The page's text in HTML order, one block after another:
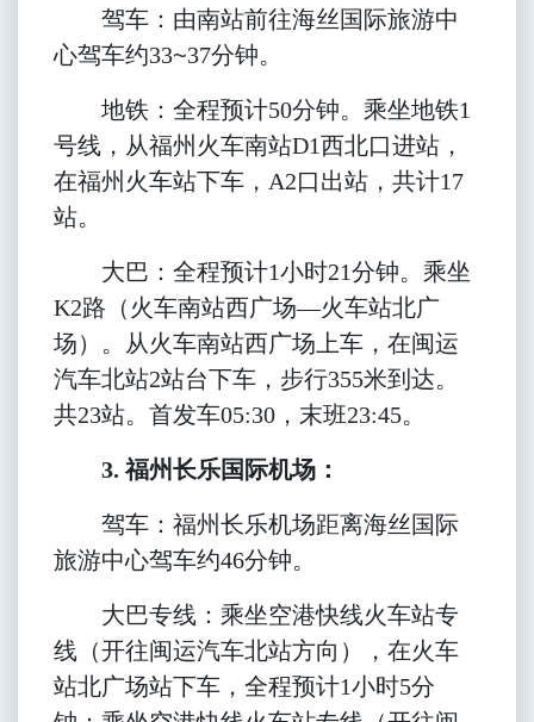
驾车：由南站前往海丝国际旅游中
心驾车约33~37分钟。
地铁：全程预计50分钟。乘坐地铁1
号线，从福州火车南站D1西北口进站，
在福州火车站下车，A2口出站，共计17
站。
大巴：全程预计1小时21分钟。乘坐
K2路（火车南站西广场—火车站北广
场）。从火车南站西广场上车，在闽运
汽车北站2站台下车，步行355米到达。
共23站。首发车05:30，末班23:45。
3. 福州长乐国际机场：
驾车：福州长乐机场距离海丝国际
旅游中心驾车约46分钟。
大巴专线：乘坐空港快线火车站专
线（开往闽运汽车北站方向），在火车
站北广场站下车，全程预计1小时5分